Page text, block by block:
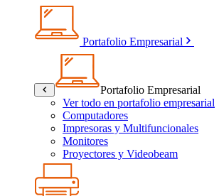
Portafolio Empresarial
Portafolio Empresarial
Ver todo en portafolio empresarial
Computadores
Impresoras y Multifuncionales
Monitores
Proyectores y Videobeam